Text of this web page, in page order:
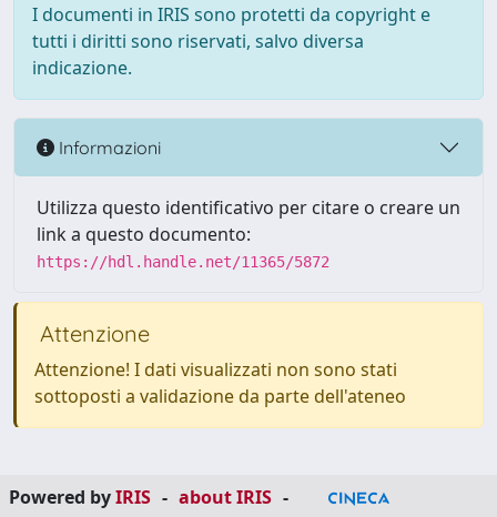
I documenti in IRIS sono protetti da copyright e
tutti i diritti sono riservati, salvo diversa
indicazione.
Informazioni
Utilizza questo identificativo per citare o creare un
link a questo documento:
https://hdl.handle.net/11365/5872
Attenzione
Attenzione! I dati visualizzati non sono stati
sottoposti a validazione da parte dell'ateneo
Powered byIRIS - about IRIS -